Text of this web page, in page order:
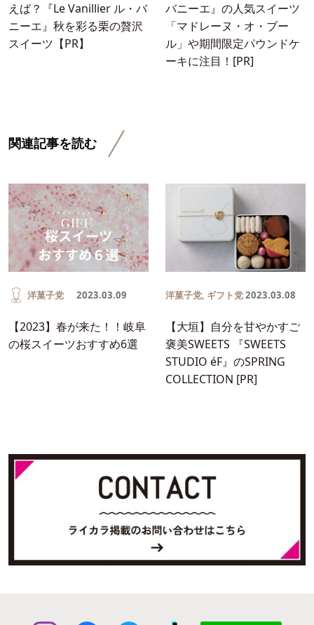
えば？『Le Vanillier ル・バ
ニーエ』秋を彩る栗の贅沢
スイーツ【PR】
バニーエ』の人気スイーツ
「マドレーヌ・オ・ブー
ル」や期間限定パウンドケ
ーキに注目！[PR]
関連記事を読む
洋菓子党 2023.03.09
【2023】春が来た！！岐阜
の桜スイーツおすすめ6選
洋菓子党, ギフト党2023.03.08
【大垣】自分を甘やかすご
褒美SWEETS 『SWEETS
STUDIO éF』のSPRING
COLLECTION [PR]